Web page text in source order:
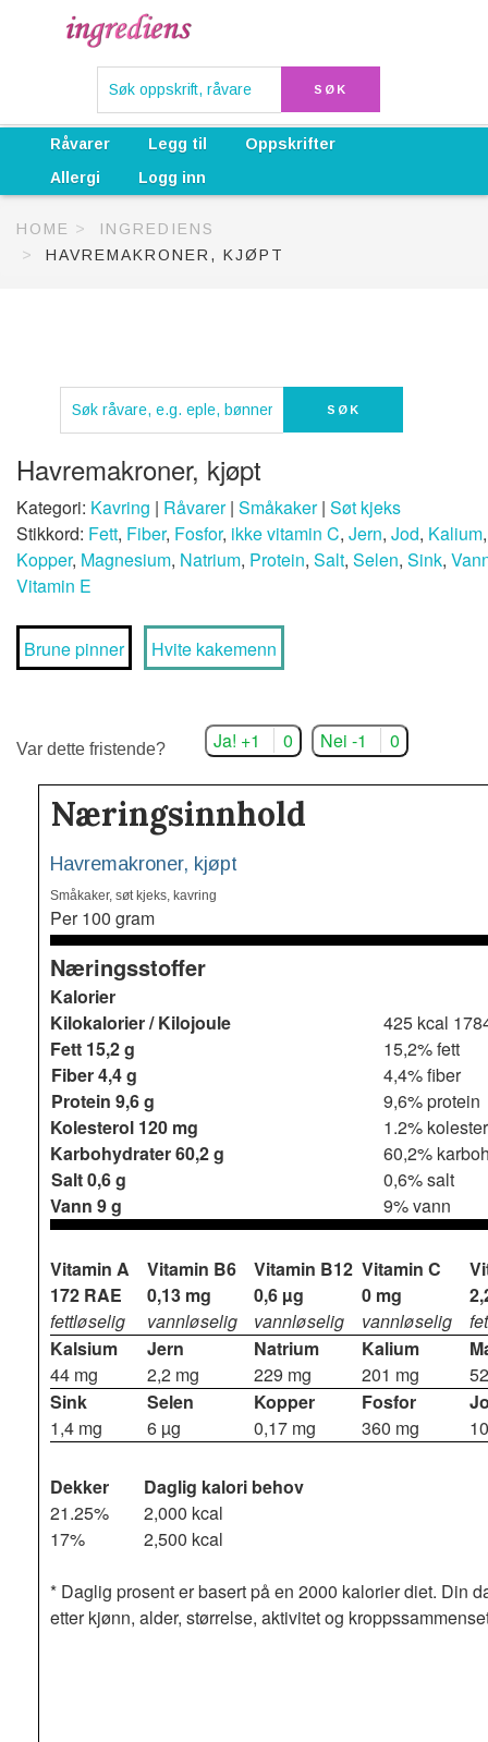
Råvarer Legg til
Oppskrifter
Allergi
Logg inn
HOME
INGREDIENS
HAVREMAKRONER, KJØPT
Havremakroner, kjøpt
Kategori: Kavring | Råvarer| Småkaker| Søt kjeks
Stikkord: Fett, Fiber, Fosfor, ikke vitamin C, Jern, Jod, Kalium
Kopper, Magnesium, Natrium, Protein, Salt, Selen, Sink,
Vitamin E
Brune pinner Hvite kakemenn
Var dette fristende? Ja! +1 0 Nei -1 0
Næringsinnhold
Havremakroner, kjøpt
Småkaker, søt kjeks, kavring
Per 100 gram
Næringsstoffer
Kalorier
Kilokalorier / Kilojoule
425 kcal
Fett 15,2 g
15,2% fett
Fiber4,4 g
4,4% fiber
Protein 9,6 g
9,6% protein
Kolesterol 120 mg
1.2%
Karbohydrater60,2 g
60,2%
Salt0,6 g
0,6% salt
Vann 9 g 9% vann
Vitamin A
172 RAE
fettløselig
Vitamin B6
0,13 mg
vannløselig
Vitamin B12
0,6 µg
vannløselig
Vitamin C
0 mg
vannløselig
Kalsium
44 mg
Jern
2,2 mg
Natrium
229 mg
Kalium
201 mg
Sink
1,4 mg
Selen
6 µg
Kopper
0,17 mg
Fosfor
360 mg
Dekker
Daglig kalori behov
21.25%
2,000 kcal
17%
2,500 kcal
* Daglig prosent er basert på en 2000 kalorier diet. Din
etter kjønn, alder, størrelse, aktivitet og